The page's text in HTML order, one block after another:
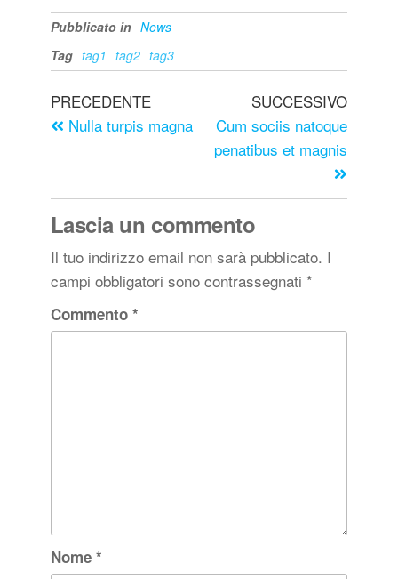
Pubblicato in News
Tag tag1 tag2 tag3
PRECEDENTE
Nulla turpis magna
SUCCESSIVO
Cum sociis natoque
penatibus et magnis
Lascia un commento
Il tuo indirizzo email non sarà pubblicato. I
campi obbligatori sono contrassegnati *
Commento *
Nome *